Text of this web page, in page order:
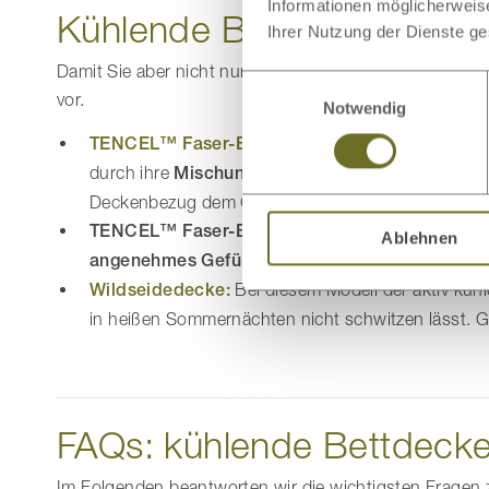
Informationen
Ihrer Nutzung der Dienste
Einwilligungsauswahl
Notwendig
Ablehnen
Kühlende Bettdecke für
Damit Sie aber nicht nur die Vorzüge unserer
vor.
TENCEL™ Faser-Bettdecke „Perkal“:
Diese
durch ihre Mischung aus TENCEL™ Faser und
Deckenbezug dem Ganzen ein wunderbar
TENCEL™ Faser-Bettdecke „Feinbatist“:Auch
angenehmes Gefühl
Feinbatist erfüllt bei diesem
Wildseidedecke: Bei diesem Modell der aktiv
in heißen Sommernächten nicht schwitzen lässt.
FAQs: kühlende